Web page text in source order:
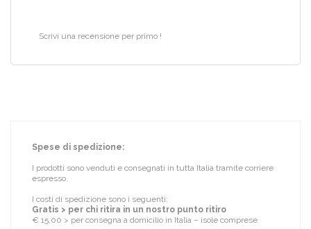
Scrivi una recensione per primo !
Spese di spedizione:
I prodotti sono venduti e consegnati in tutta Italia tramite corriere
espresso.
I costi di spedizione sono i seguenti:
Gratis > per chi ritira in un nostro punto ritiro
€ 15,00 > per consegna a domicilio in Italia – isole comprese